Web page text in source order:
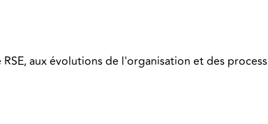
aux évolutions de l'organisation et des process